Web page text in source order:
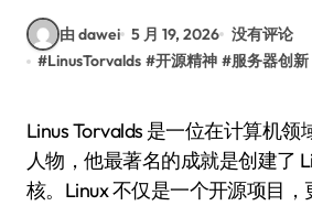
由 dawei 5 月 19, 2026 没有评论
#LinusTorvalds #开源精神 #服务器创新
Linus Torvalds 是一位在计算机领域具有深远影响的
人物，他最著名的成就是创建了
核。Linux 不仅是一个开源项目